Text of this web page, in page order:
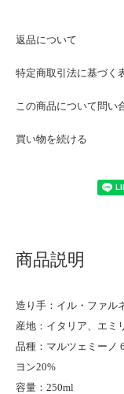
返品について
特定商取引法に基づく
この商品について問い
買い物を続ける
商品説明
造り手：イル・ファル
産地：イタリア、エミ
品種：マルツェミーノ
ヨン20%
容量：250ml